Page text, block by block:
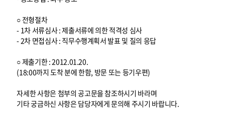
○ 전형절차
- 1차 서류심사 : 제출서류에 의한 적격성 심사
- 2차 면접심사 : 직무수행계획서 발표 및 질의 응답
○ 제출기한 : 2012.01.20.
(18:00까지 도착 분에 한함, 방문 또는 등기우편)
자세한 사항은 첨부의 공고문을 참조하시기 바라며
기타 궁금하신 사항은 담당자에게 문의해 주시기 바랍니다.